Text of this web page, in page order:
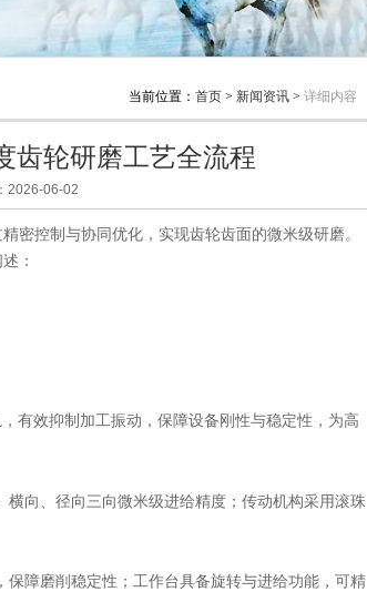
当前位置： 首页 > 新闻资讯 > 详细内容
齿轮研磨工艺全流程
2026-06-02
控制与协同优化，实现齿轮齿面的微米级研磨。
：
有效抑制加工振动，保障设备刚性与稳定性，为高
向、径向三向微米级进给精度；传动机构采用滚珠
障磨削稳定性；工作台具备旋转与进给功能，可精